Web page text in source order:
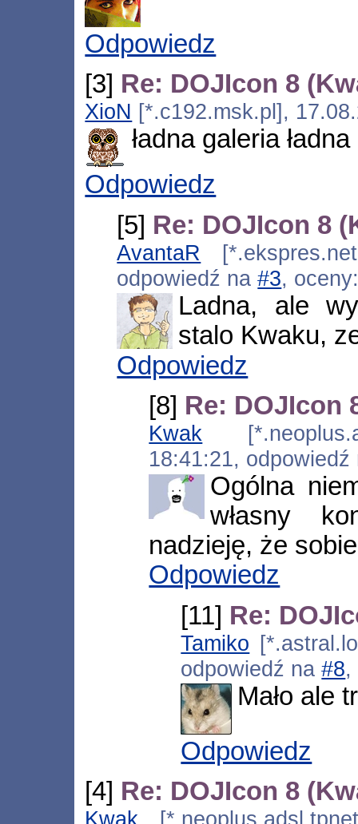
Odpowiedz
[3] Re: DOJIcon 8
XioN [*.c192.msk.pl],
ładna galeria ładna
Odpowiedz
[5] Re: DOJIcon 8
AvantaR
odpowiedź na#3,
Ladna, ale
stalo Kwaku,
Odpowiedz
[8] Re: DOJIcon
Kwak
18:41:21,
Ogólna
własny
nadzieję, że
Odpowiedz
[11] Re:
Tamiko
odpowiedź na#8,
Mało ale
Odpowiedz
[4] Re: DOJIcon 8
Kwak